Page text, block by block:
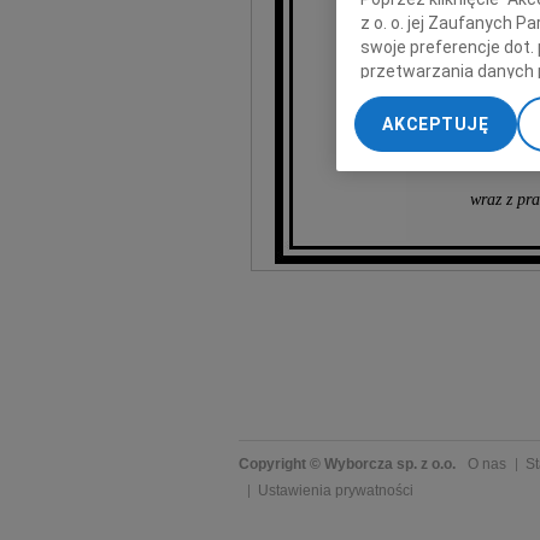
wraz z
Copyright © Wyborcza sp. z o.o. O nas
Ustawienia prywatności
z o. o. jej Zaufanych
swoje preferencje dot.
przetwarzania danych
„Ustawienia
My, nasi Zaufani
dokładnych danych
Przechowywanie
treści, badnie
AKCEPTUJĘ